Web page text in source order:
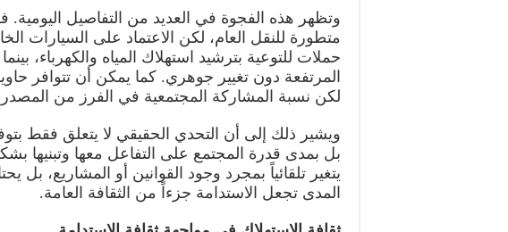
وتظهر هذه الفجوة في العديد من التفاصيل اليومية.
متطورة للنقل العام، لكن الاعتماد على السيارات
حملات للتوعية بترشيد استهلاك المياه والكهرباء،
المرتفعة دون تغيير جوهري. كما يمكن أن تتوافر
لكن نسبة المشاركة المجتمعية في الفرز من
ويشير ذلك إلى أن التحدي الحقيقي لا يتعلق فقط بتوفير
بل بمدى قدرة المجتمع على التفاعل معها وتبنيها
يتغير تلقائياً بمجرد وجود القوانين أو المشاريع، بل
المدى تجعل الاستدامة جزءاً من الثقافة العامة.